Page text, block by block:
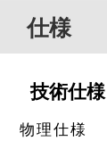
仕様
技術仕様
物理仕様